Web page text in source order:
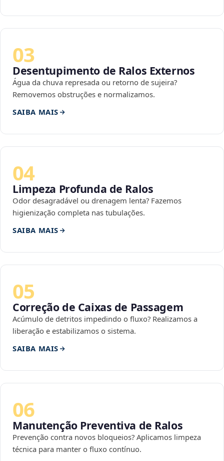
03
Desentupimento de Ralos Externos
Água da chuva represada ou retorno de sujeira?
Removemos obstruções e normalizamos.
SAIBA MAIS
04
Limpeza Profunda de Ralos
Odor desagradável ou drenagem lenta? Fazemos
higienização completa nas tubulações.
SAIBA MAIS
05
Correção de Caixas de Passagem
Acúmulo de detritos impedindo o fluxo? Realizamos a
liberação e estabilizamos o sistema.
SAIBA MAIS
06
Manutenção Preventiva de Ralos
Prevenção contra novos bloqueios? Aplicamos limpeza
técnica para manter o fluxo contínuo.